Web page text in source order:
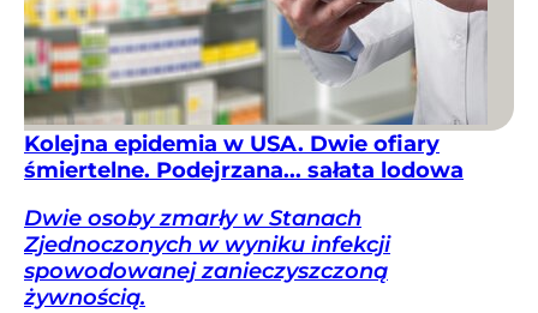
Kolejna epidemia w USA. Dwie ofiary
śmiertelne. Podejrzana... sałata lodowa
Dwie osoby zmarły w Stanach
Zjednoczonych w wyniku infekcji
spowodowanej zanieczyszczoną
żywnością.